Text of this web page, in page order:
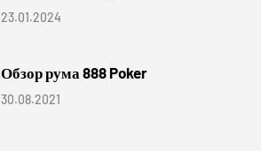
23.01.2024
Обзор рума 888 Poker
30.08.2021